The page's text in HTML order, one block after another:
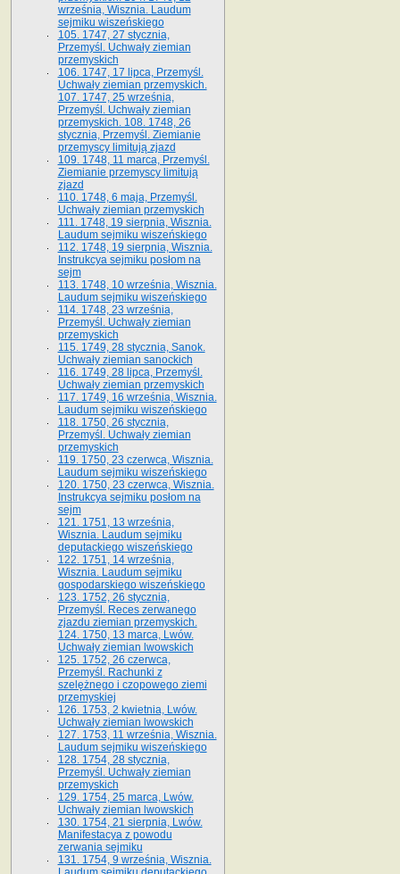
września, Wisznia. Laudum
sejmiku wiszeńskiego
105. 1747, 27 stycznia,
Przemyśl. Uchwały ziemian
przemyskich
106. 1747, 17 lipca, Przemyśl.
Uchwały ziemian przemyskich.
107. 1747, 25 września,
Przemyśl. Uchwały ziemian
przemyskich. 108. 1748, 26
stycznia, Przemyśl. Ziemianie
przemyscy limitują zjazd
109. 1748, 11 marca, Przemyśl.
Ziemianie przemyscy limitują
zjazd
110. 1748, 6 maja, Przemyśl.
Uchwały ziemian przemyskich
111. 1748, 19 sierpnia, Wisznia.
Laudum sejmiku wiszeńskiego
112. 1748, 19 sierpnia, Wisznia.
Instrukcya sejmiku posłom na
sejm
113. 1748, 10 września, Wisznia.
Laudum sejmiku wiszeńskiego
114. 1748, 23 września,
Przemyśl. Uchwały ziemian
przemyskich
115. 1749, 28 stycznia, Sanok.
Uchwały ziemian sanockich
116. 1749, 28 lipca, Przemyśl.
Uchwały ziemian przemyskich
117. 1749, 16 września, Wisznia.
Laudum sejmiku wiszeńskiego
118. 1750, 26 stycznia,
Przemyśl. Uchwały ziemian
przemyskich
119. 1750, 23 czerwca, Wisznia.
Laudum sejmiku wiszeńskiego
120. 1750, 23 czerwca, Wisznia.
Instrukcya sejmiku posłom na
sejm
121. 1751, 13 września,
Wisznia. Laudum sejmiku
deputackiego wiszeńskiego
122. 1751, 14 września,
Wisznia. Laudum sejmiku
gospodarskiego wiszeńskiego
123. 1752, 26 stycznia,
Przemyśl. Reces zerwanego
zjazdu ziemian przemyskich.
124. 1750, 13 marca, Lwów.
Uchwały ziemian lwowskich
125. 1752, 26 czerwca,
Przemyśl. Rachunki z
szelężnego i czopowego ziemi
przemyskiej
126. 1753, 2 kwietnia, Lwów.
Uchwały ziemian lwowskich
127. 1753, 11 września, Wisznia.
Laudum sejmiku wiszeńskiego
128. 1754, 28 stycznia,
Przemyśl. Uchwały ziemian
przemyskich
129. 1754, 25 marca, Lwów.
Uchwały ziemian lwowskich
130. 1754, 21 sierpnia, Lwów.
Manifestacya z powodu
zerwania sejmiku
131. 1754, 9 września, Wisznia.